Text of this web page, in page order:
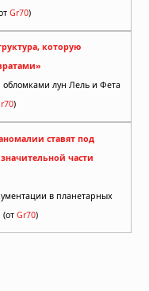
Gr70)
которую
обломками лун Лель и Фета
)
ставят под
части
в планетарных
масштабах, амнезия по разным причинам (от Gr70)